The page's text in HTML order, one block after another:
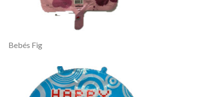
Bebés Fig